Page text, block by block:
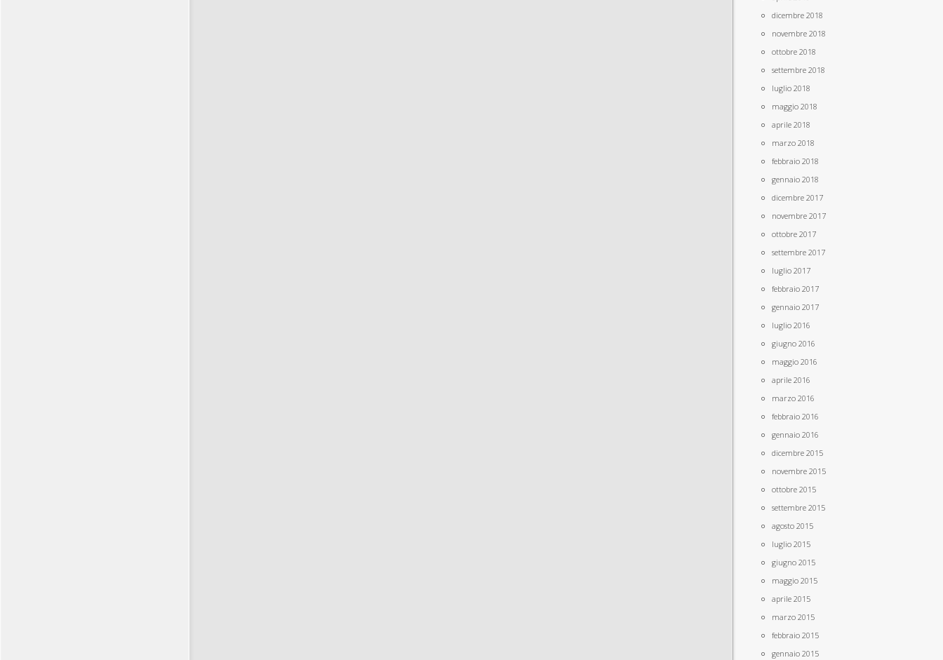
dicembre 2018
novembre 2018
ottobre 2018
settembre 2018
luglio 2018
maggio 2018
aprile 2018
marzo 2018
febbraio 2018
gennaio 2018
dicembre 2017
novembre 2017
ottobre 2017
settembre 2017
luglio 2017
febbraio 2017
gennaio 2017
luglio 2016
giugno 2016
maggio 2016
aprile 2016
marzo 2016
febbraio 2016
gennaio 2016
dicembre 2015
novembre 2015
ottobre 2015
settembre 2015
agosto 2015
luglio 2015
giugno 2015
maggio 2015
aprile 2015
marzo 2015
febbraio 2015
gennaio 2015